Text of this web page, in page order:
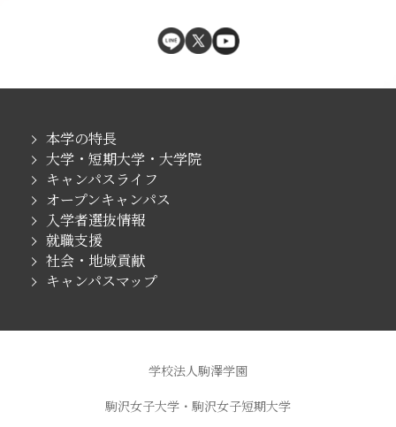
本学の特長
大学・短期大学・大学院
キャンパスライフ
オープンキャンパス
入学者選抜情報
就職支援
社会・地域貢献
キャンパスマップ
学校法人駒澤学園
駒沢女子大学・駒沢女子短期大学